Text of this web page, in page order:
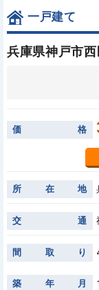
一戸建て
兵庫県神戸市
価 格
所 在 地
交 通
間 取 り
築 年 月